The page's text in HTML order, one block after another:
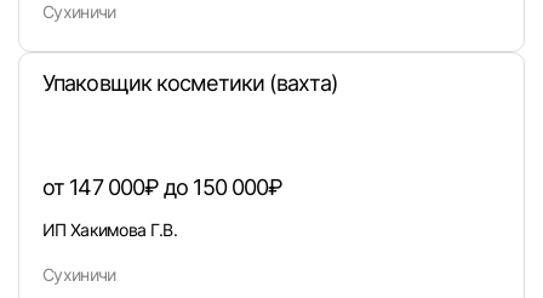
Сухиничи
Упаковщик косметики (вахта)
от 147 000₽ до 150 000₽
ИП Хакимова Г.В.
Сухиничи